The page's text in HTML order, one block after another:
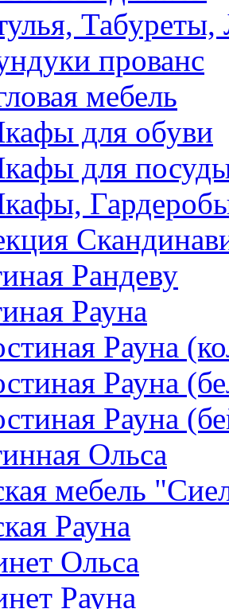
Табуреты,
прованс
мебель
для обуви
для
Рандеву
Рауна
Рауна
Рауна
Рауна
Ольса
мебель
Рауна
Ольса
Рауна